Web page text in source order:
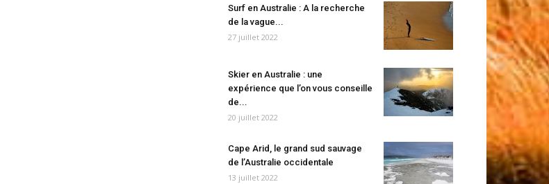
Surf en Australie : A la recherche
de la vague...
27 juillet 2022
Skier en Australie : une
expérience que l’on vous conseille
de...
20 juillet 2022
Cape Arid, le grand sud sauvage
de l’Australie occidentale
13 juillet 2022